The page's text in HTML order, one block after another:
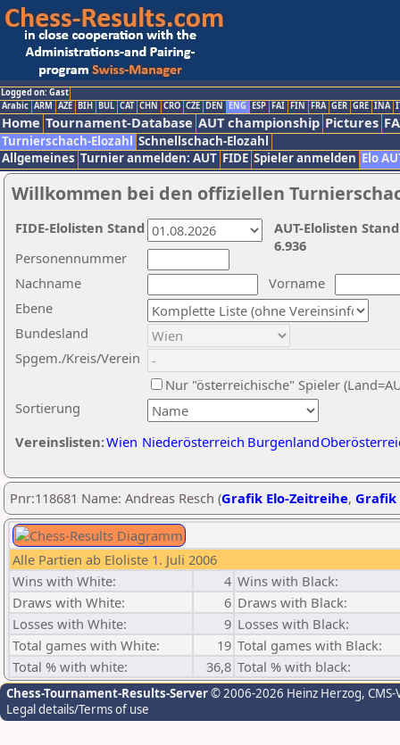
Logged on: Gast
Arabic ARM AZE BIH BUL CAT CHN CRO CZE DEN ENG ESP FAI FIN FRA GER GRE INA
Home Tournament-Database AUT championship Pictures
Turnierschach-Elozahl Schnellschach-Elozahl
Allgemeines Turnier anmelden: AUT FIDE Spieler anmelden Elo
Willkommen bei den offiziellen
Nachname
Vorname
Ebene
Sortierung
Personennummer
Bundesland
Spgem./Kreis/Verein
Nur "österreichische" Spieler
Vereinslisten:Wien Niederösterreich Burgenland
AUT-Elolisten
6.936
FIDE-Elolisten Stand
Pnr:118681 Name: Andreas Resch (Grafik Elo-Zeitreihe, Grafik
Alle Partien ab Eloliste 1. Juli 2006
Wins with White:
4 Wins with Black:
Draws with White:
6 Draws with Black:
Losses with White:
9 Losses with Black:
Total games with White:
19 Total games with Black:
Total % with white:
36,8 Total % with black:
Chess-Tournament-Results-Server© 2006-2026 Heinz Herzog,
Legal details/Terms of use